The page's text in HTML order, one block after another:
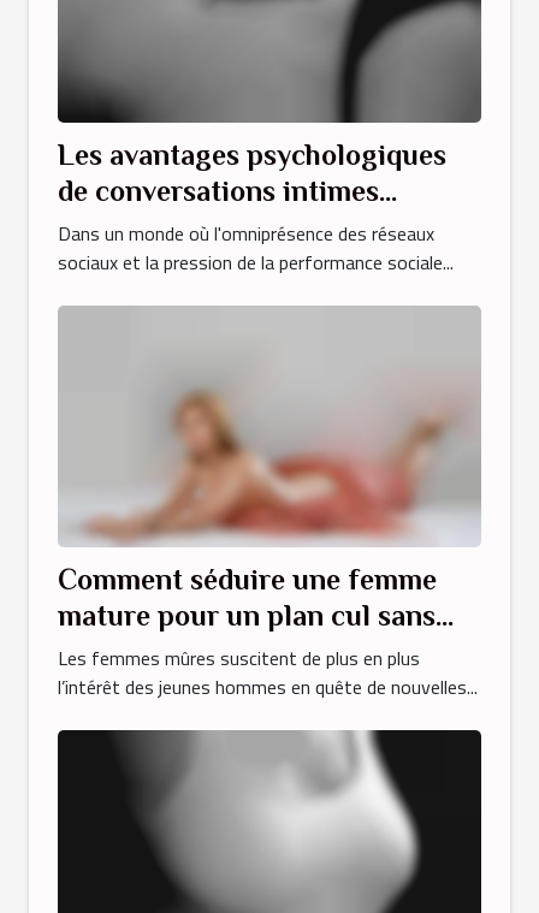
Les avantages psychologiques
de conversations intimes
anonymes
Dans un monde où l'omniprésence des réseaux
sociaux et la pression de la performance sociale...
Comment séduire une femme
mature pour un plan cul sans
engagement ?
Les femmes mûres suscitent de plus en plus
l’intérêt des jeunes hommes en quête de nouvelles...